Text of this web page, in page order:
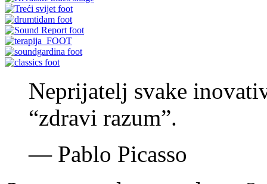
Neprijatelj svake
“zdravi razum”.
—Pablo Picasso